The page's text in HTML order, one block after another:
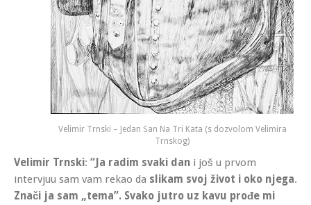
Velimir Trnski – Jedan San Na Tri Kata (s dozvolom Velimira
Trnskog)
Velimir Trnski: “Ja radim svaki dan i još u prvom
intervjuu sam vam rekao da slikam svoj život i oko njega.
Znači ja sam „tema”. Svako jutro uz kavu prođe mi